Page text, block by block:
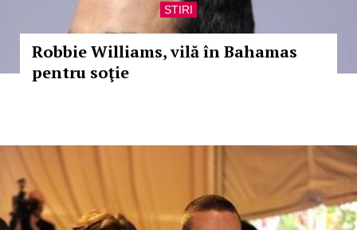
STIRI
Robbie Williams, vilă în Bahamas
pentru soţie